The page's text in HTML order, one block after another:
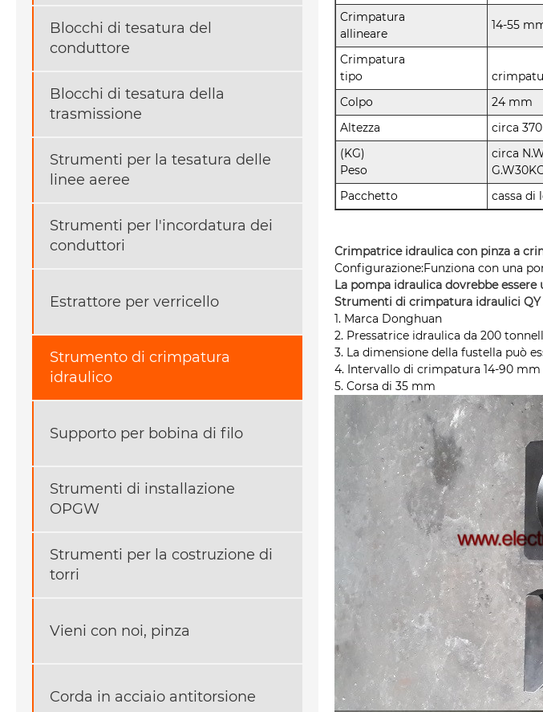
Blocchi di tesatura del
conduttore
Blocchi di tesatura della
trasmissione
Strumenti per la tesatura delle
linee aeree
Strumenti per l'incordatura dei
conduttori
Estrattore per verricello
Strumento di crimpatura
idraulico
Supporto per bobina di filo
Strumenti di installazione
OPGW
Strumenti per la costruzione di
torri
Vieni con noi, pinza
Corda in acciaio antitorsione
Crimpatura
allineare
14-55
Crimpatura
tipo
Colpo
24 mm
Altezza
circa
(KG)
Peso
circa
Pacchetto
cassa di
Crimpatrice idraulica con pinza a
Configurazione:Funziona con una
La pompa idraulica dovrebbe
Strumenti di crimpatura idraulici QY
1. Marca Donghuan
2. Pressatrice idraulica da 200
3. La dimensione della fustella può
4. Intervallo di crimpatura 14-90 mm
5. Corsa di 35 mm